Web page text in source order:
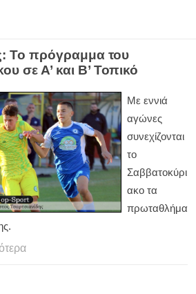
Το πρόγραμμα του
σε Α’ και Β’ Τοπικό
Με εννιά
αγώνες
συνεχίζονται
το
Σαββατοκύρι
ακο τα
πρωταθλήμα